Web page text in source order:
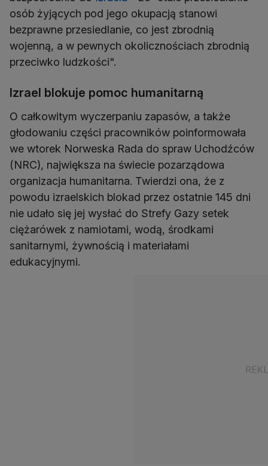
osób żyjących pod jego okupacją stanowi
bezprawne przesiedlanie, co jest zbrodnią
wojenną, a w pewnych okolicznościach zbrodnią
przeciwko ludzkości".
Izrael blokuje pomoc humanitarną
O całkowitym wyczerpaniu zapasów, a także
głodowaniu części pracowników poinformowała
we wtorek Norweska Rada do spraw Uchodźców
(NRC), największa na świecie pozarządowa
organizacja humanitarna. Twierdzi ona, że z
powodu izraelskich blokad przez ostatnie 145 dni
nie udało się jej wysłać do Strefy Gazy setek
ciężarówek z namiotami, wodą, środkami
sanitarnymi, żywnością i materiałami
edukacyjnymi.